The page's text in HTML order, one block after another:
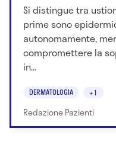
Si distingue tra
prime sono
autonomamente,
compromettere la
in...
DERMATOLOGIA +1
Redazione Pazienti